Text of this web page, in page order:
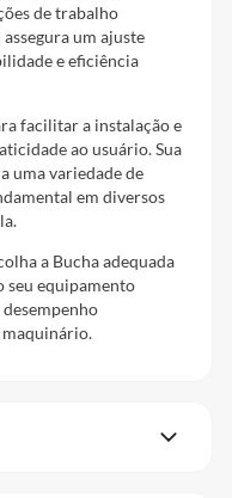
de trabalho
um ajuste
e eficiência
facilitar a instalação e
ao usuário. Sua
uma variedade de
em diversos
a Bucha adequada
seu equipamento
maquinário.